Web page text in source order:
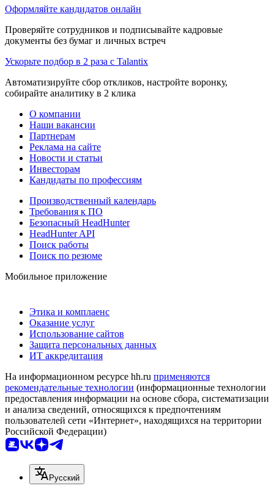
Оформляйте кандидатов онлайн
Проверяйте сотрудников и подписывайте кадровые
документы без бумаг и личных встреч
Ускорьте подбор в 2 раза с Talantix
Автоматизируйте сбор откликов, настройте воронку,
собирайте аналитику в 2 клика
О компании
Наши вакансии
Партнерам
Реклама на сайте
Новости и статьи
Инвесторам
Кандидаты по профессиям
Производственный календарь
Требования к ПО
Безопасный HeadHunter
HeadHunter API
Поиск работы
Поиск по резюме
Мобильное приложение
Этика и комплаенс
Оказание услуг
Использование сайтов
Защита персональных данных
ИТ аккредитация
На информационном ресурсе hh.ru применяются
рекомендательные технологии (информационные технологии
предоставления информации на основе сбора, систематизации
и анализа сведений, относящихся к предпочтениям
пользователей сети «Интернет», находящихся на территории
Российской Федерации)
Русский